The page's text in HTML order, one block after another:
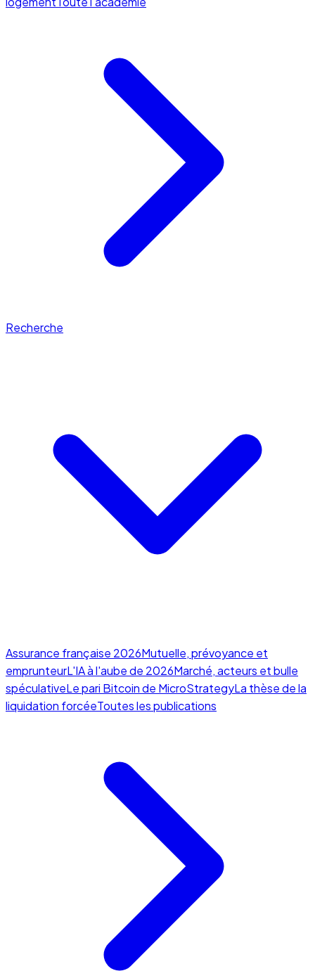
Recherche
Assurance française 2026Mutuelle, prévoyance et
emprunteurL'IA à l'aube de 2026Marché, acteurs et bulle
spéculativeLe pari Bitcoin de MicroStrategyLa thèse de la
liquidation forcéeToutes les publications